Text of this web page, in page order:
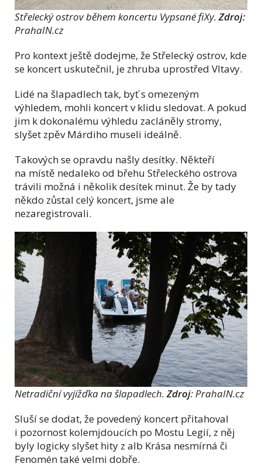
Střelecký ostrov během koncertu Vypsané fiXy.Zdroj:
PrahaIN.cz
Pro kontext ještě dodejme, že Střelecký ostrov, kde
se koncert uskutečnil, je zhruba uprostřed Vltavy.
Lidé na šlapadlech tak, byť s omezeným
výhledem, mohli koncert v klidu sledovat. A pokud
jim k dokonalému výhledu zacláněly stromy,
slyšet zpěv Márdiho museli ideálně.
Takových se opravdu našly desítky. Někteří
na místě nedaleko od břehu Střeleckého ostrova
trávili možná i několik desítek minut. Že by tady
někdo zůstal celý koncert, jsme ale
nezaregistrovali.
Netradiční vyjížďka na šlapadlech.Zdroj: PrahaIN.cz
Sluší se dodat, že povedený koncert přitahoval
i pozornost kolemjdoucích po Mostu Legií, z něj
byly logicky slyšet hity z alb Krása nesmírná či
Fenomén také velmi dobře.